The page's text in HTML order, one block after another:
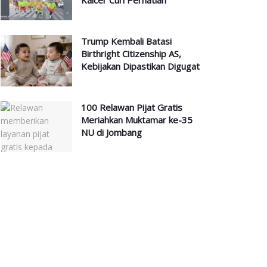
Trump Kembali Batasi
Birthright Citizenship AS,
Kebijakan Dipastikan Digugat
100 Relawan Pijat Gratis
Meriahkan Muktamar ke-35
NU di Jombang